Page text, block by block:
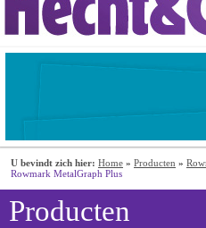
U bevindt zich hier: Home » Producten »
Rowmark MetalGraph Plus
Producten